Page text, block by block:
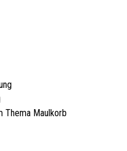
Thema Maulkorb